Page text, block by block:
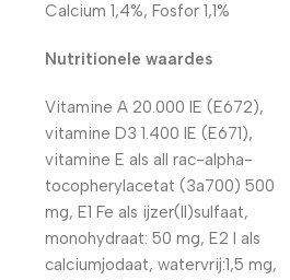
Calcium 1,4%, Fosfor 1,1%
Nutritionele waardes
Vitamine A 20.000 IE (E672),
vitamine D3 1.400 IE (E671),
vitamine E als all rac-alpha-
tocopherylacetat (3a700) 500
mg, E1 Fe als ijzer(II)sulfaat,
monohydraat: 50 mg, E2 I als
calciumjodaat, watervrij:1,5 mg,